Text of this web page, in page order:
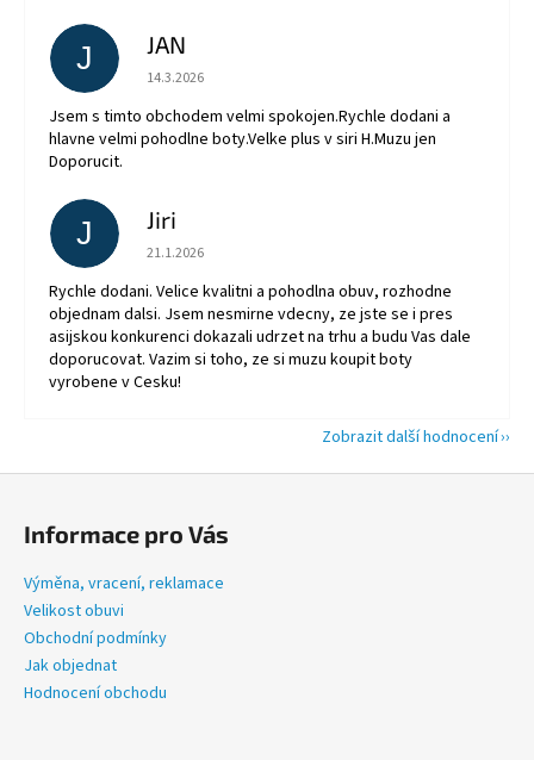
J JAN
Hodnocení obchodu je 5 z 5 hvězdiček.
14.3.2026
Jsem s timto obchodem velmi spokojen.Rychle dodani a
hlavne velmi pohodlne boty.Velke plus v siri H.Muzu jen
Doporucit.
J Jiri
Hodnocení obchodu je 5 z 5 hvězdiček.
21.1.2026
Rychle dodani. Velice kvalitni a pohodlna obuv, rozhodne
objednam dalsi. Jsem nesmirne vdecny, ze jste se i pres
asijskou konkurenci dokazali udrzet na trhu a budu Vas dale
doporucovat. Vazim si toho, ze si muzu koupit boty
vyrobene v Cesku!
Zobrazit další hodnocení
Informace pro Vás
Výměna, vracení, reklamace
Velikost obuvi
Obchodní podmínky
Jak objednat
Hodnocení obchodu